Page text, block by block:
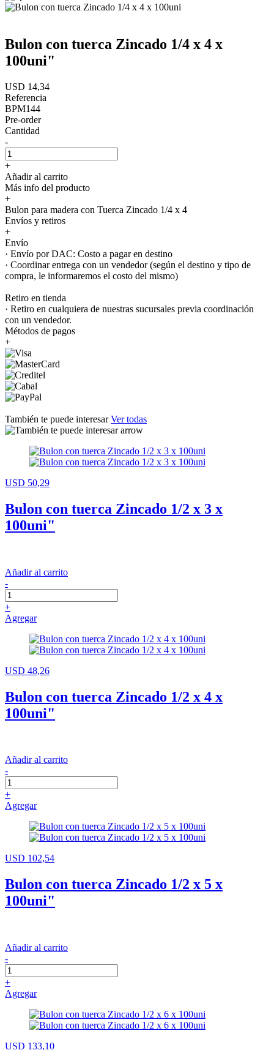
Bulon con tuerca Zincado 1/4 x 4 x
100uni"
USD 14,34
Referencia
BPM144
Pre-order
Cantidad
-
+
Añadir al carrito
Más info del producto
+
Bulon para madera con Tuerca Zincado 1/4 x 4
Envíos y retiros
+
Envío
· Envío por DAC: Costo a pagar en destino
· Coordinar entrega con un vendedor (según el destino y tipo de
compra, le informaremos el costo del mismo)
Retiro en tienda
· Retiro en cualquiera de nuestras sucursales previa coordinación
con un vendedor.
Métodos de pagos
+
También te puede interesarVer todas
USD 50,29
Bulon con tuerca Zincado 1/2 x 3 x
100uni"
Añadir al carrito
-
+
Agregar
USD 48,26
Bulon con tuerca Zincado 1/2 x 4 x
100uni"
Añadir al carrito
-
+
Agregar
USD 102,54
Bulon con tuerca Zincado 1/2 x 5 x
100uni"
Añadir al carrito
-
+
Agregar
USD 133,10